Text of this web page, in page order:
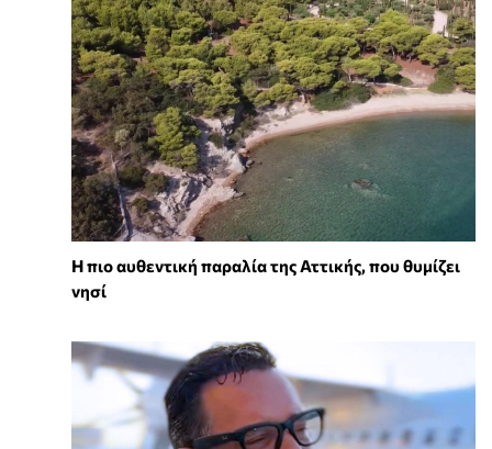
Η πιο αυθεντική παραλία της Αττικής, που θυμίζει
νησί